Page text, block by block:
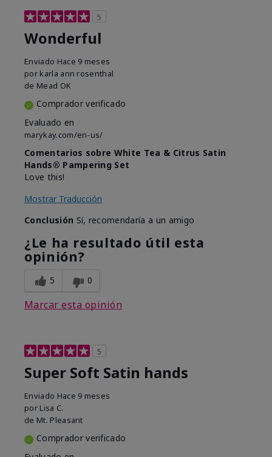
5
Wonderful
Enviado Hace 9 meses
por karla ann rosenthal
de Mead OK
Comprador verificado
Evaluado en
marykay.com/en-us/
Comentarios sobre White Tea & Citrus Satin
Hands® Pampering Set
Love this!
Mostrar Traducción
Conclusión Sí, recomendaría a un amigo
¿Le ha resultado útil esta
opinión?
5 0
Marcar esta opinión
5
Super Soft Satin hands
Enviado Hace 9 meses
por Lisa C.
de Mt. Pleasant
Comprador verificado